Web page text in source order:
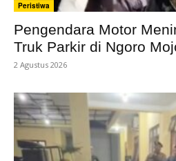
Peristiwa
Pengendara Motor
Truk Parkir di Ngoro
2 Agustus 2026